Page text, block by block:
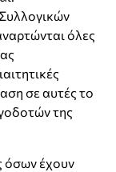
όλες
σε αυτές το
της
όσων έχουν